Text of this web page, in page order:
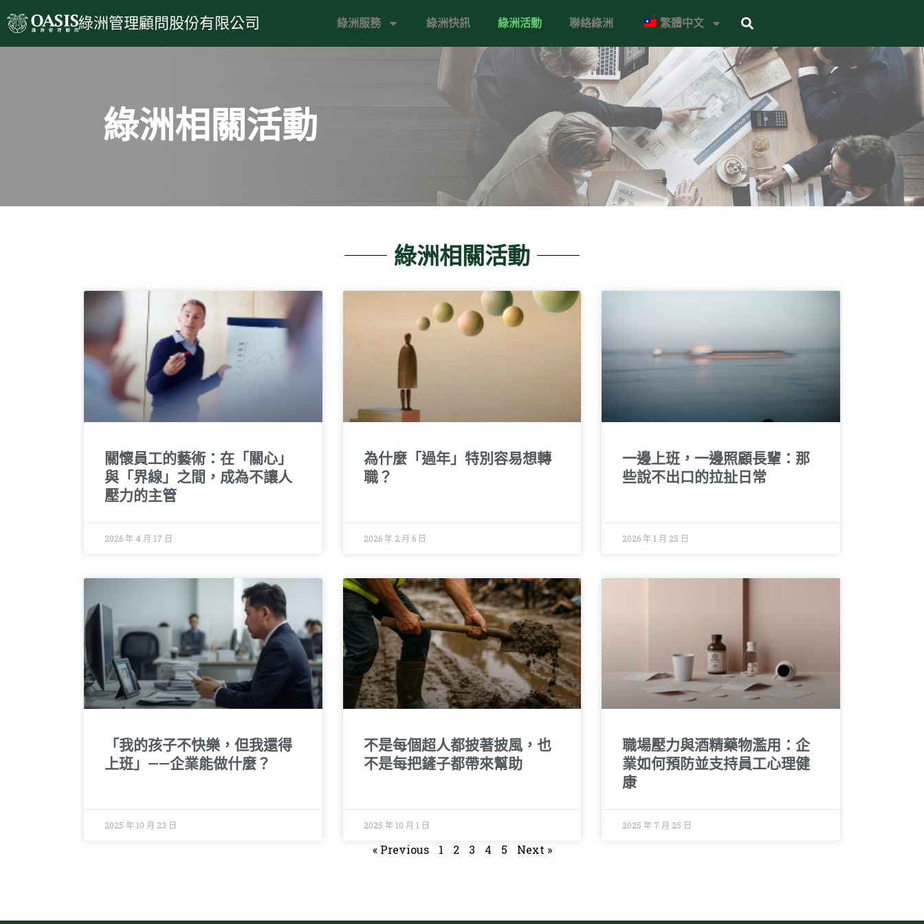
至
主
綠洲管理顧問股份有限公司 綠洲服務 綠洲快訊 綠洲活動 聯絡綠洲 繁體中文
綠洲相關活動
綠洲相關活動
關懷員工的藝術：在「關心」
與「界線」之間，成為不讓人
壓力的主管
2026 年 4 月 17 日
為什麼「過年」特別容易想轉
職？
2026 年 2 月 6 日
一邊上班，一邊照顧長輩：那
些說不出口的拉扯日常
2026 年 1 月 25 日
「我的孩子不快樂，但我還得
上班」——企業能做什麼？
2025 年 10 月 23 日
不是每個超人都披著披風，也
不是每把鏟子都帶來幫助
2025 年 10 月 1 日
職場壓力與酒精藥物濫用：企
業如何預防並支持員工心理健
康
2025 年 7 月 25 日
« Previous
a
g
1
a
g
2
g
e
3
a
g
4
g
5 Next »